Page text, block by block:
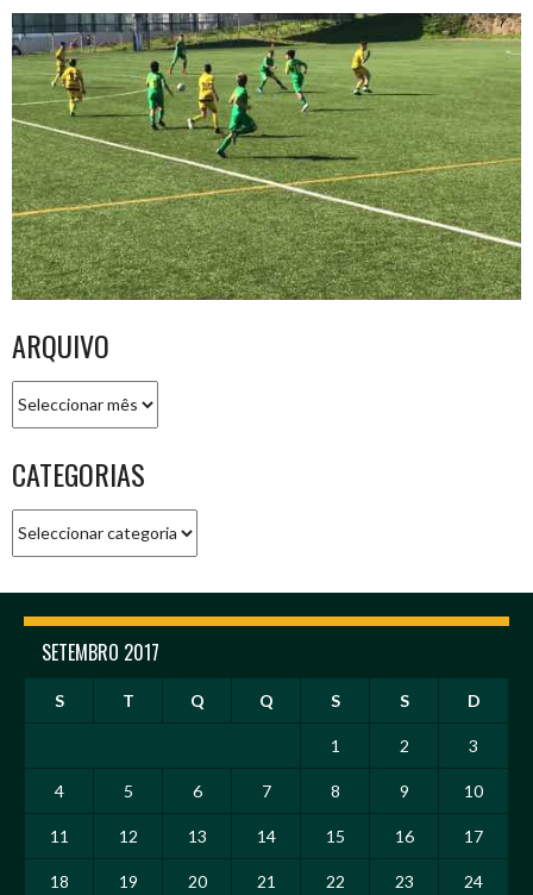
ARQUIVO
CATEGORIAS
SETEMBRO 2017
S T Q Q S S D
1 2 3
4 5 6 7 8 9 10
11 12 13 14 15 16 17
18 19 20 21 22 23 24